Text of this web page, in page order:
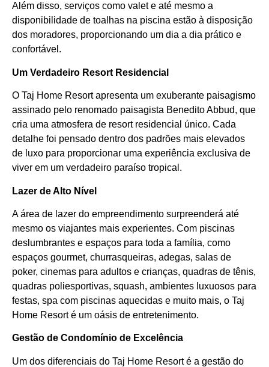
Além disso, serviços como valet e até mesmo a
disponibilidade de toalhas na piscina estão à disposição
dos moradores, proporcionando um dia a dia prático e
confortável.
Um Verdadeiro Resort Residencial
O Taj Home Resort apresenta um exuberante paisagismo
assinado pelo renomado paisagista Benedito Abbud, que
cria uma atmosfera de resort residencial único. Cada
detalhe foi pensado dentro dos padrões mais elevados
de luxo para proporcionar uma experiência exclusiva de
viver em um verdadeiro paraíso tropical.
Lazer de Alto Nível
A área de lazer do empreendimento surpreenderá até
mesmo os viajantes mais experientes. Com piscinas
deslumbrantes e espaços para toda a família, como
espaços gourmet, churrasqueiras, adegas, salas de
poker, cinemas para adultos e crianças, quadras de tênis,
quadras poliesportivas, squash, ambientes luxuosos para
festas, spa com piscinas aquecidas e muito mais, o Taj
Home Resort é um oásis de entretenimento.
Gestão de Condomínio de Excelência
Um dos diferenciais do Taj Home Resort é a gestão do